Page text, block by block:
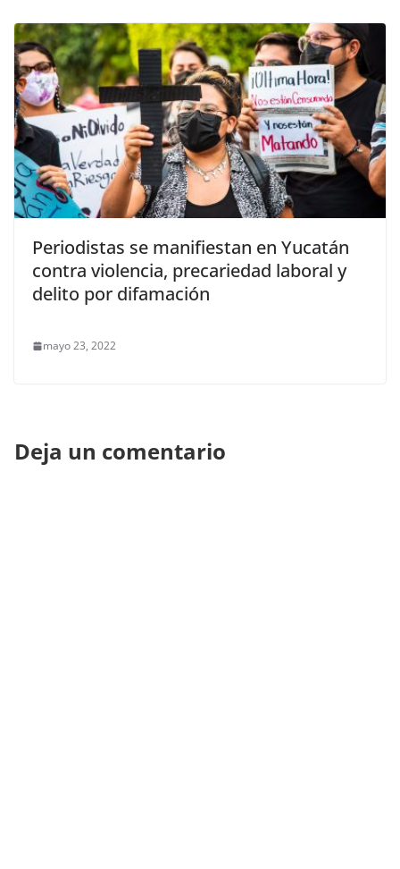
Periodistas se manifiestan en Yucatán
contra violencia, precariedad laboral y
delito por difamación
mayo 23, 2022
Deja un comentario